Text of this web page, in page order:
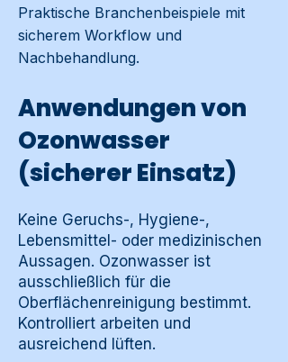
Praktische Branchenbeispiele mit
sicherem Workflow und
Nachbehandlung.
Anwendungen von
Ozonwasser
(sicherer Einsatz)
Keine Geruchs-, Hygiene-,
Lebensmittel- oder medizinischen
Aussagen. Ozonwasser ist
ausschließlich für die
Oberflächenreinigung bestimmt.
Kontrolliert arbeiten und
ausreichend lüften.